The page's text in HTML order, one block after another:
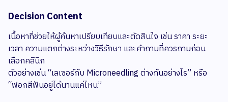
Decision Content
เนื้อหาที่ช่วยให้ผู้ค้นหาเปรียบเทียบและตัดสินใจ เช่น ราคา ระยะ
เวลา ความแตกต่างระหว่างวิธีรักษา และคำถามที่ควรถามก่อน
เลือกคลินิก
ตัวอย่างเช่น “เลเซอร์กับ Microneedling ต่างกันอย่างไร” หรือ
“ฟอกสีฟันอยู่ได้นานแค่ไหน”